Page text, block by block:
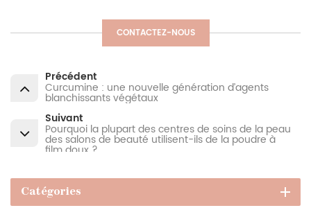
CONTACTEZ-NOUS
Précédent
Curcumine : une nouvelle génération d’agents
blanchissants végétaux
Suivant
Pourquoi la plupart des centres de soins de la peau
des salons de beauté utilisent-ils de la poudre à
film doux ?
Catégories